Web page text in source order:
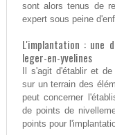
sont alors tenus de
expert sous peine
L'implantation : une
leger-en-yvelines
Il s'agit d'établir et
sur un terrain des
peut concerner
de points de
points pour